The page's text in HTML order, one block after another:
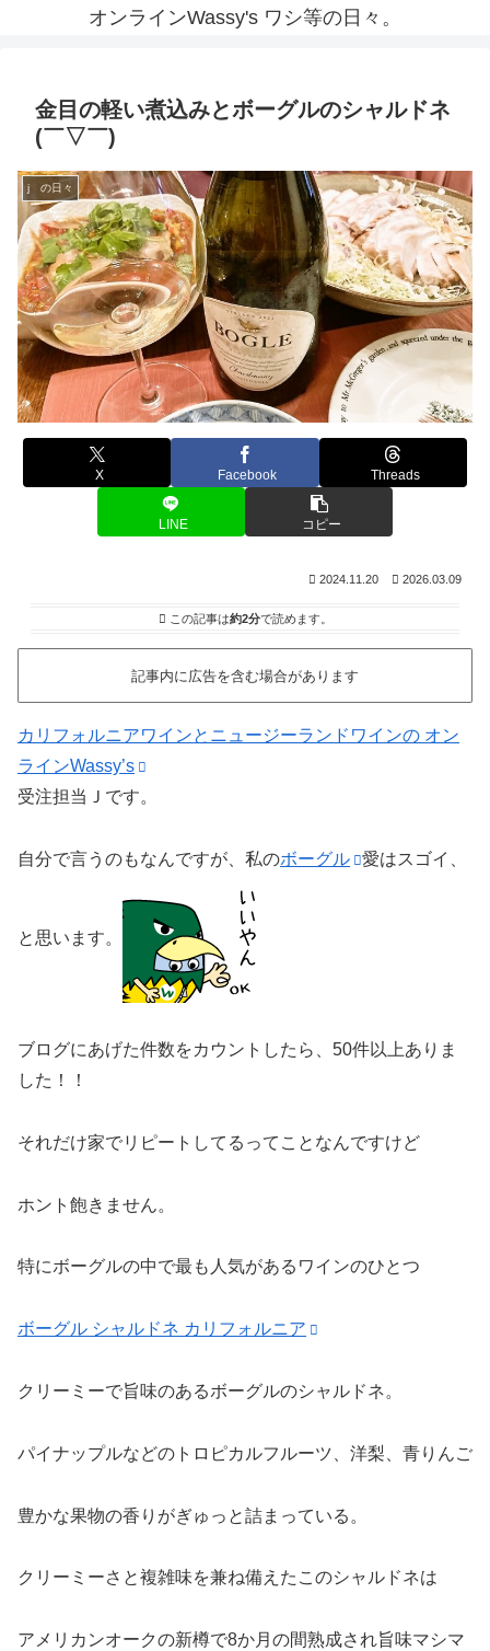
オンラインWassy's ワシ等の日々。
金目の軽い煮込みとボーグルのシャルドネ
(￣▽￣)
j の日々
X Facebook Threads
LINE コピー
2024.11.20 2026.03.09
この記事は約2分で読めます。
記事内に広告を含む場合があります
カリフォルニアワインとニュージーランドワインの オン
ラインWassy’s
受注担当Ｊです。
自分で言うのもなんですが、私のボーグル 愛はスゴイ、
と思います。
ブログにあげた件数をカウントしたら、50件以上ありま
した！！
それだけ家でリピートしてるってことなんですけど
ホント飽きません。
特にボーグルの中で最も人気があるワインのひとつ
ボーグル シャルドネ カリフォルニア
クリーミーで旨味のあるボーグルのシャルドネ。
パイナップルなどのトロピカルフルーツ、洋梨、青りんご
豊かな果物の香りがぎゅっと詰まっている。
クリーミーさと複雑味を兼ね備えたこのシャルドネは
アメリカンオークの新樽で8か月の間熟成され旨味マシマ